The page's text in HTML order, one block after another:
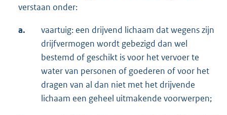
verstaan onder:
a.
vaartuig: een drijvend lichaam dat wegens zijn
drijfvermogen wordt gebezigd dan wel
bestemd of geschikt is voor het vervoer te
water van personen of goederen of voor het
dragen van al dan niet met het drijvende
lichaam een geheel uitmakende voorwerpen;